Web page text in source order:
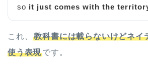
so it just comes with the
これ、教科書には載らないけどネイ
使う表現です。